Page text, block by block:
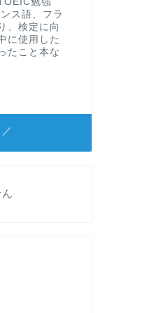
ス語、フラ
、検定に向
に使用した
たこと本な